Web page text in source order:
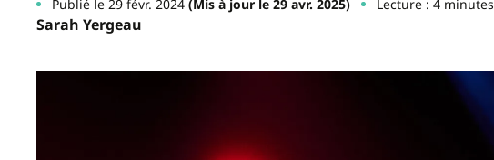
Publié le 29 févr. 2024(Mis à jour le 29 avr. 2025) Lecture : 4 minutes
Sarah Yergeau